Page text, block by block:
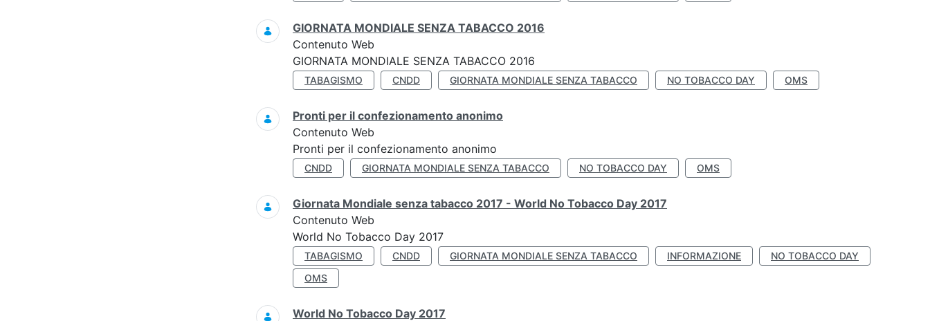
GIORNATA MONDIALE SENZA TABACCO 2016
Contenuto Web
GIORNATA MONDIALE SENZA TABACCO 2016
TABAGISMO CNDD GIORNATA MONDIALE SENZA TABACCO NO TOBACCO DAY OMS
Pronti per il confezionamento anonimo
Contenuto Web
Pronti per il confezionamento anonimo
CNDD GIORNATA MONDIALE SENZA TABACCO NO TOBACCO DAY OMS
Giornata Mondiale senza tabacco 2017 - World No Tobacco Day 2017
Contenuto Web
World No Tobacco Day 2017
TABAGISMO CNDD GIORNATA MONDIALE SENZA TABACCO INFORMAZIONE
NO TOBACCO DAY
OMS
World No Tobacco Day 2017